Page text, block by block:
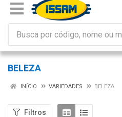
BELEZA
INÍCIO VARIEDADES BELEZA
Filtros